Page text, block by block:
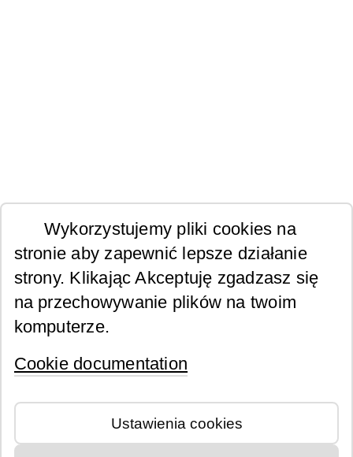
Wykorzystujemy pliki cookies na
stronie aby zapewnić lepsze działanie
strony. Klikając Akceptuję zgadzasz się
na przechowywanie plików na twoim
komputerze.
Cookie documentation
Ustawienia cookies